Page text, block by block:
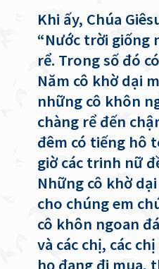
Khi ấy, Chúa
“Nước trời giống
rể. Trong số đó
Năm cô khờ dại
những cô khôn
chàng rể đến
đêm có tiếng hô
giờ các trinh nữ
Những cô khờ
cho chúng em
cô khôn ngoan
và các chị, các
họ đang đi mua,